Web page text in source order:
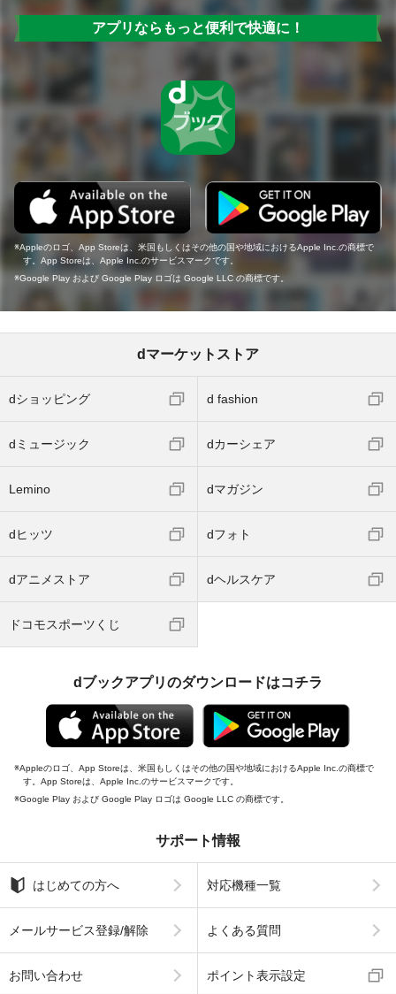
アプリならもっと便利で快適に！
Appleのロゴ、App Storeは、米国もしくはその他の国や地域におけるApple Inc.の商標で
す。App Storeは、Apple Inc.のサービスマークです。
Google Play および Google Play ロゴは Google LLC の商標です。
dマーケットストア
dショッピング d fashion
dミュージック dカーシェア
Lemino dマガジン
dヒッツ dフォト
dアニメストア dヘルスケア
ドコモスポーツくじ
dブックアプリのダウンロードはコチラ
Appleのロゴ、App Storeは、米国もしくはその他の国や地域におけるApple Inc.の商標で
す。App Storeは、Apple Inc.のサービスマークです。
Google Play および Google Play ロゴは Google LLC の商標です。
サポート情報
はじめての方へ 対応機種一覧
メールサービス登録/解除 よくある質問
お問い合わせ ポイント表示設定